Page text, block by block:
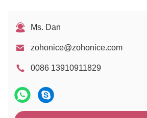
Ms. Dan
zohonice@zohonice.com
0086 13910911829